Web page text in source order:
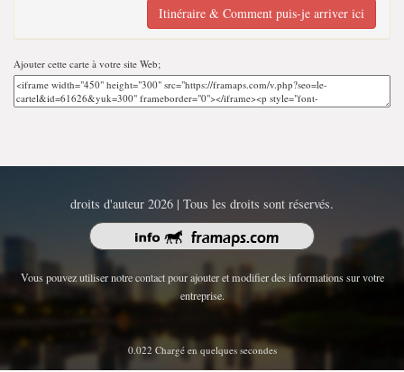
Itinéraire & Comment puis-je arriver ici
Ajouter cette carte à votre site Web;
droits d'auteur 2026 | Tous les droits sont réservés.
Vous pouvez utiliser notre contact pour ajouter et modifier des informations sur votre
entreprise.
0.022 Chargé en quelques secondes